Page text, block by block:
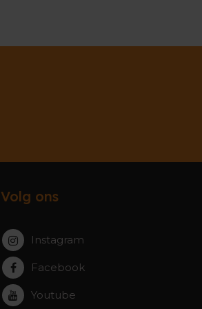
Volg ons
Instagram
Facebook
Youtube